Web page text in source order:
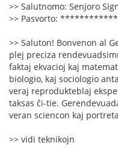
>> Salutnomo: Senjoro
>> Pasvorto:
>> Saluton! Bonvenon al
plej preciza
faktaj ekvacioj kaj
biologio, kaj sociologio
veraj reprodukteblaj
taksas ĉi-tie.
veran sciencon kaj
>> vidi teknikojn